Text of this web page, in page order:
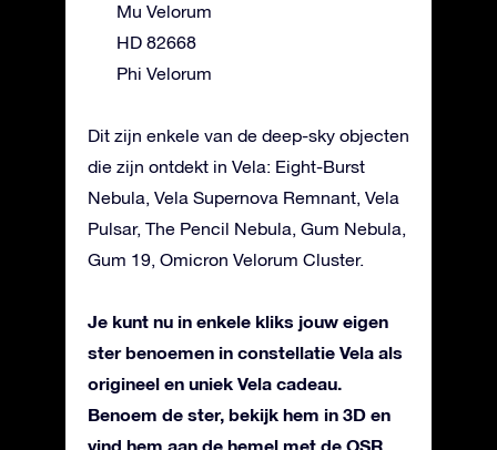
Mu Velorum
HD 82668
Phi Velorum
Dit zijn enkele van de deep-sky objecten
die zijn ontdekt in Vela: Eight-Burst
Nebula, Vela Supernova Remnant, Vela
Pulsar, The Pencil Nebula, Gum Nebula,
Gum 19, Omicron Velorum Cluster.
Je kunt nu in enkele kliks jouw eigen
ster benoemen in constellatie Vela als
origineel en uniek Vela cadeau.
Benoem de ster, bekijk hem in 3D en
vind hem aan de hemel met de OSR